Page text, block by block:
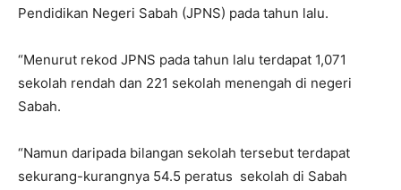
Pendidikan Negeri Sabah (JPNS) pada tahun lalu.
“Menurut rekod JPNS pada tahun lalu terdapat 1,071
sekolah rendah dan 221 sekolah menengah di negeri
Sabah.
“Namun daripada bilangan sekolah tersebut terdapat
sekurang-kurangnya 54.5 peratus sekolah di Sabah